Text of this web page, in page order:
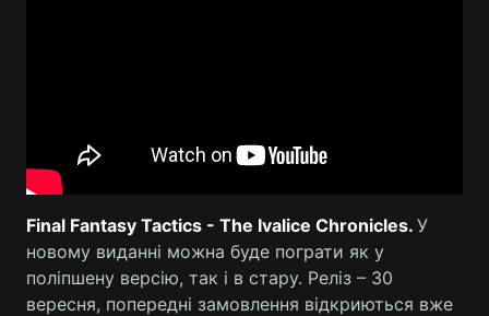
Final Fantasy Tactics - The Ivalice Chronicles. У
новому виданні можна буде пограти як у
поліпшену версію, так і в стару. Реліз – 30
вересня, попередні замовлення відкриються вже